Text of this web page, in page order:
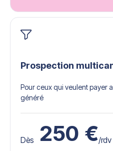
Prospection
Pour ceux qui veulent payer
généré
Dès 250 €/rdv